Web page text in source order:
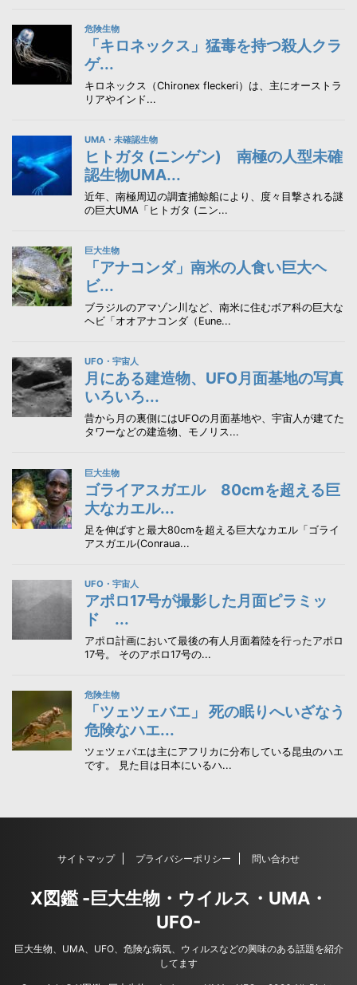
サイトマップ プライバシーポリシー 問い合わせ
X図鑑 -巨大生物・ウイルス・UMA・
UFO-
巨大生物、UMA、UFO、危険な病気、ウィルスなどの興味のある話題を紹介
してます